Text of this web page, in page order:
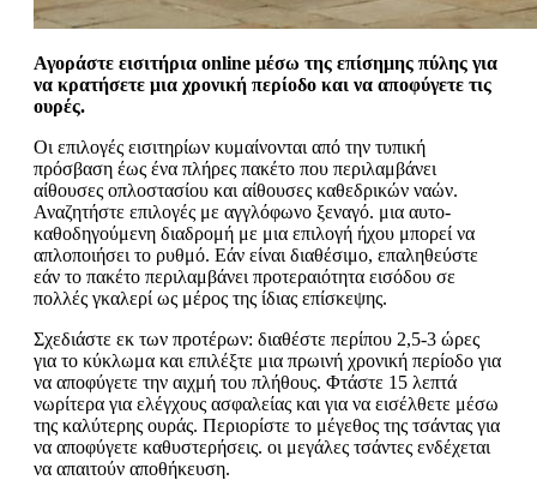
Αγοράστε εισιτήρια online μέσω της επίσημης πύλης για
να κρατήσετε μια χρονική περίοδο και να αποφύγετε τις
ουρές.
Οι επιλογές εισιτηρίων κυμαίνονται από την τυπική
πρόσβαση έως ένα πλήρες πακέτο που περιλαμβάνει
αίθουσες οπλοστασίου και αίθουσες καθεδρικών ναών.
Αναζητήστε επιλογές με αγγλόφωνο ξεναγό. μια αυτο-
καθοδηγούμενη διαδρομή με μια επιλογή ήχου μπορεί να
απλοποιήσει το ρυθμό. Εάν είναι διαθέσιμο, επαληθεύστε
εάν το πακέτο περιλαμβάνει προτεραιότητα εισόδου σε
πολλές γκαλερί ως μέρος της ίδιας επίσκεψης.
Σχεδιάστε εκ των προτέρων: διαθέστε περίπου 2,5-3 ώρες
για το κύκλωμα και επιλέξτε μια πρωινή χρονική περίοδο για
να αποφύγετε την αιχμή του πλήθους. Φτάστε 15 λεπτά
νωρίτερα για ελέγχους ασφαλείας και για να εισέλθετε μέσω
της καλύτερης ουράς. Περιορίστε το μέγεθος της τσάντας για
να αποφύγετε καθυστερήσεις. οι μεγάλες τσάντες ενδέχεται
να απαιτούν αποθήκευση.